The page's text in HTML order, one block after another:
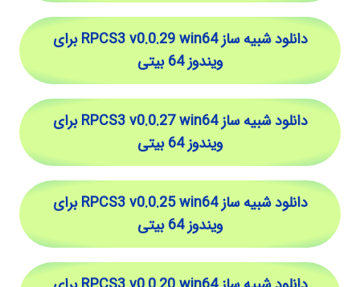
دانلود شبیه ساز RPCS3 v0.0.29 win64 برای
ویندوز 64 بیتی
دانلود شبیه ساز RPCS3 v0.0.27 win64 برای
ویندوز 64 بیتی
دانلود شبیه ساز RPCS3 v0.0.25 win64 برای
ویندوز 64 بیتی